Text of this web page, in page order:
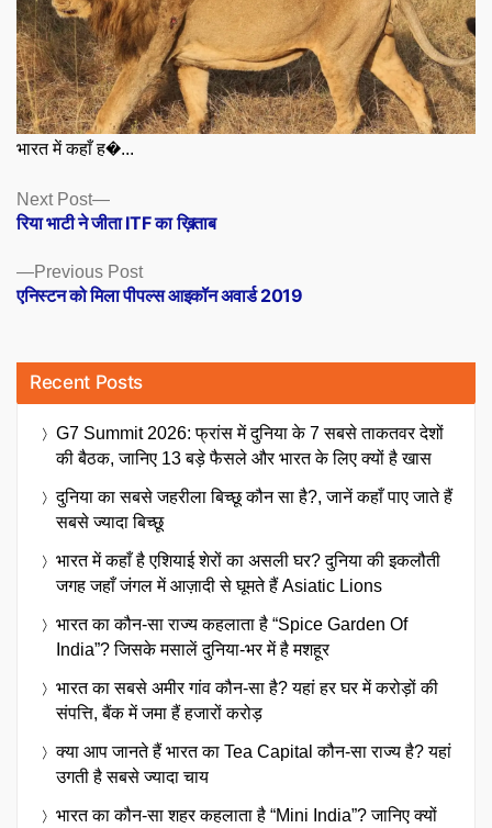
भारत में कहाँ ह�...
Posts
navigation
Previous PostPrevious
post:
एनिस्टन को मिला पीपल्स आइकॉन अवार्ड 2019
Next Post
Next
post:
रिया भाटी ने जीता ITF का ख़िताब
Recent Posts
G7 Summit 2026: फ्रांस में दुनिया के 7 सबसे ताकतवर देशों
की बैठक, जानिए 13 बड़े फैसले और भारत के लिए क्यों है खास
दुनिया का सबसे जहरीला बिच्छू कौन सा है?, जानें कहाँ पाए जाते हैं
सबसे ज्यादा बिच्छू
भारत में कहाँ है एशियाई शेरों का असली घर? दुनिया की इकलौती
जगह जहाँ जंगल में आज़ादी से घूमते हैं Asiatic Lions
भारत का कौन-सा राज्य कहलाता है “Spice Garden Of
India”? जिसके मसालें दुनिया-भर में है मशहूर
भारत का सबसे अमीर गांव कौन-सा है? यहां हर घर में करोड़ों की
संपत्ति, बैंक में जमा हैं हजारों करोड़
क्या आप जानते हैं भारत का Tea Capital कौन-सा राज्य है? यहां
उगती है सबसे ज्यादा चाय
भारत का कौन-सा शहर कहलाता है “Mini India”? जानिए क्यों